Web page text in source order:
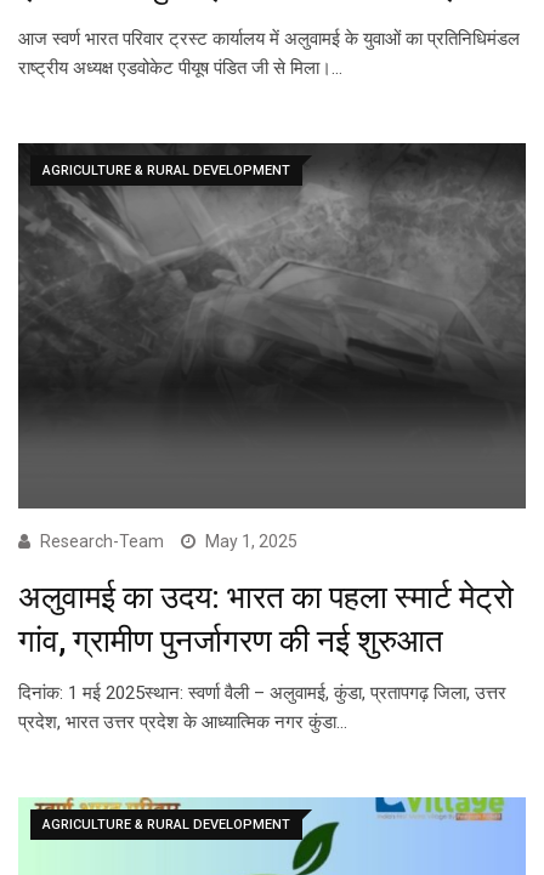
आज स्वर्ण भारत परिवार ट्रस्ट कार्यालय में अलुवामई के युवाओं का प्रतिनिधिमंडल
राष्ट्रीय अध्यक्ष एडवोकेट पीयूष पंडित जी से मिला।…
AGRICULTURE & RURAL DEVELOPMENT
Research-Team May 1, 2025
अलुवामई का उदय: भारत का पहला स्मार्ट मेट्रो
गांव, ग्रामीण पुनर्जागरण की नई शुरुआत
दिनांक: 1 मई 2025स्थान: स्वर्णा वैली – अलुवामई, कुंडा, प्रतापगढ़ जिला, उत्तर
प्रदेश, भारत उत्तर प्रदेश के आध्यात्मिक नगर कुंडा…
AGRICULTURE & RURAL DEVELOPMENT